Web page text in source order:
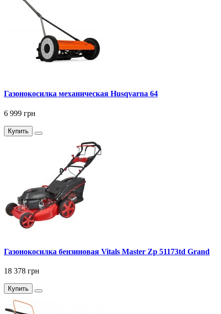
Газонокосилка механическая Husqvarna 64
6 999 грн
Купить
Газонокосилка бензиновая Vitals Master Zp 51173td Grand
18 378 грн
Купить